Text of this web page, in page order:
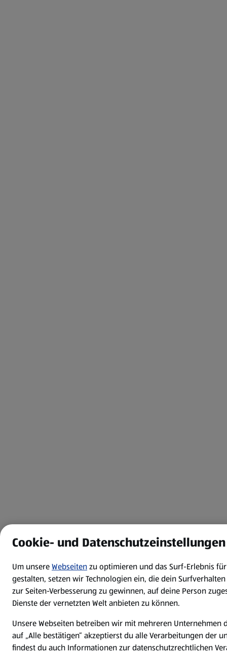
Cookie- und Datenschutzeinstellungen
Um unsereWebseitenzu optimieren und das Surf-Erlebnis
gestalten, setzen wir Technologien ein, die dein
zur Seiten-Verbesserung zu gewinnen, auf deine Person
Dienste der vernetzten Welt anbieten zu können.
Unsere Webseiten betreiben wir mit mehreren Unternehmen
auf „Alle bestätigen“ akzeptierst du alle Verarbeitungen der
findest du auch Informationen zur datenschutzrechtlichen